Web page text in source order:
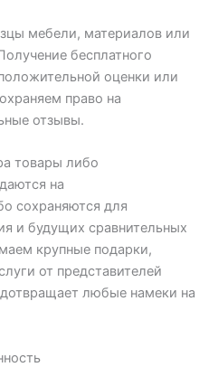
мебели, материалов или
бесплатного
оценки или
право на
отзывы.
товары либо
на
сохраняются для
и будущих сравнительных
крупные подарки,
от представителей
любые намеки на